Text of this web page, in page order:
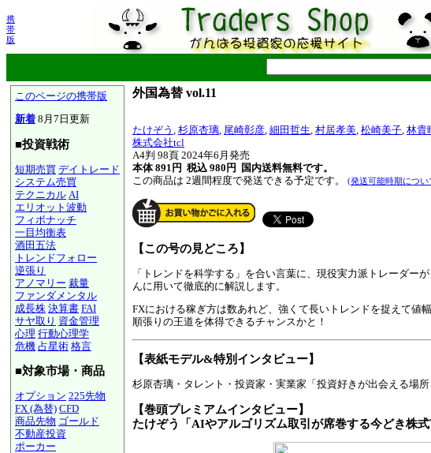
携
帯
版
このページの携帯版
新着 8月7日更新
■投資戦術
短期売買 デイトレード
システム売買
テクニカル AI
エリオット波動
フィボナッチ
一目均衡表
酒田五法
トレンドフォロー
逆張り
アノマリー 裁量
ファンダメンタル
成長株 決算書 FAI
サヤ取り 資金管理
心理 行動心理学
危機 占星術 格言
■対象市場・商品
オプション 225先物
FX (為替) CFD
商品先物 ゴールド
不動産投資
ポーカー
外国為替 vol.11
たけぞう , 杉原杏璃, 尾崎彰彦, 細田哲生, 村居孝美, 松崎美子, 林貴
株式会社tcl
A4判 98頁 2024年6月発売
本体 891円 税込 980円
国内送料無料です。
この商品は 2週間程度で発送できる予定です。
(発送可能時期につい
【この号の見どころ】
「トレンドを科学する」を合い言葉に、現役実力派トレーダー
んに用いて徹底的に解説します。
FXにおける稼ぎ方は数あれど、強くて長いトレンドを捉えて値
順張りの王道を体得できるチャンスかと！
【表紙モデル&特別インタビュー】
杉原杏璃・タレント・投資家・実業家「投資好きが出会える場
【巻頭プレミアムインタビュー】
たけぞう「AIやアルゴリズム取引が席巻する今どき株式